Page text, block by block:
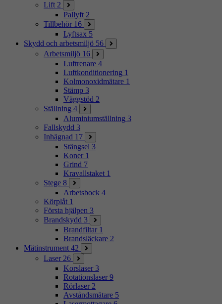
Lift 2
Pallyft 2
Tillbehör 16
Lyftsax 5
Skydd och arbetsmiljö 56
Arbetsmiljö 16
Luftrenare 4
Luftkonditionering 1
Kolmonoxidmätare 1
Stämp 3
Väggstöd 2
Ställning 4
Aluminiumställning 3
Fallskydd 3
Inhägnad 17
Stängsel 3
Koner 1
Grind 7
Kravallstaket 1
Stege 8
Arbetsbock 4
Körplåt 1
Första hjälpen 3
Brandskydd 3
Brandfiltar 1
Brandsläckare 2
Mätinstrument 42
Laser 26
Korslaser 3
Rotationslaser 9
Rörlaser 2
Avståndsmätare 5